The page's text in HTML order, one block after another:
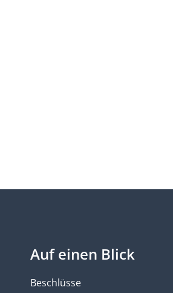
Auf einen Blick
Beschlüsse